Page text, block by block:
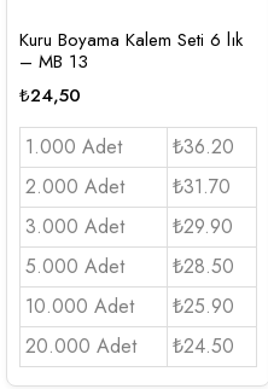
Kuru Boyama Kalem Seti 6 lık
– MB 13
₺24,50
1.000 Adet
₺36.20
2.000 Adet
₺31.70
3.000 Adet
₺29.90
5.000 Adet
₺28.50
10.000 Adet
₺25.90
20.000 Adet
₺24.50